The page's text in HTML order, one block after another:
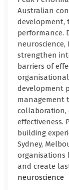
Australian
development,
performance.
neuroscience,
strengthen
barriers of
development
management
collaboration,
effectiveness.
building
Sydney,
organisations
and create
neuroscience